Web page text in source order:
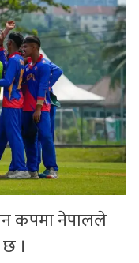
कपमा नेपालले
।